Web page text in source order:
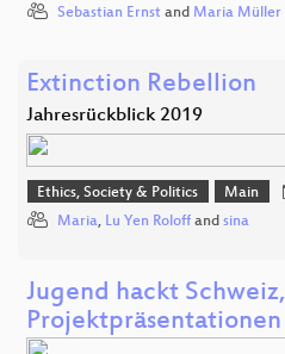
Sebastian Ernst and Maria Müller
Extinction Rebellion
Jahresrückblick 2019
Ethics, Society & Politics Main
Maria, Lu Yen Roloff and sina
Jugend hackt Schweiz,
Projektpräsentationen